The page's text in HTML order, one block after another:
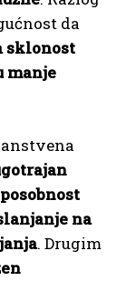
da
sklonost
manje
na
. Drugim